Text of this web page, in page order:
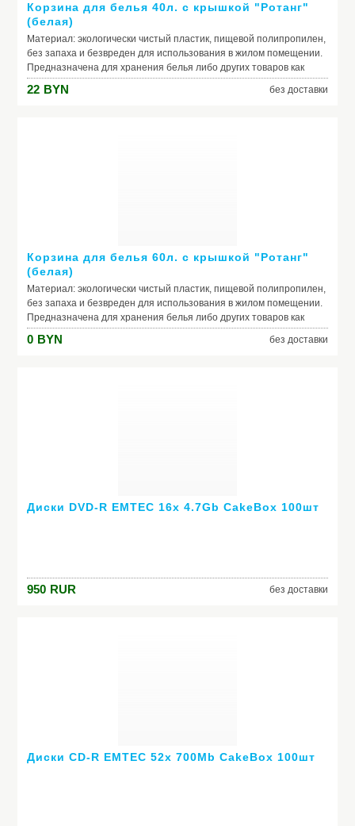
Корзина для белья 40л. с крышкой "Ротанг"
(белая)
Материал: экологически чистый пластик, пищевой полипропилен,
без запаха и безвреден для использования в жилом помещении.
Предназначена для хранения белья либо других товаров как
бытового так и пищевого назначения. Объём вместимости: 40л.
Длина - 37 см, ширина - 29,5 см, высота - 48см.
22 BYN без доставки
Корзина для белья 60л. с крышкой "Ротанг"
(белая)
Материал: экологически чистый пластик, пищевой полипропилен,
без запаха и безвреден для использования в жилом помещении.
Предназначена для хранения белья либо других товаров как
бытового так и пищевого назначения. Объём вместимости: 60л.
Длина - 44 см, ширина - 35 см, высота - 55,5см.
0 BYN без доставки
Диски DVD-R EMTEC 16x 4.7Gb CakeBox 100шт
950 RUR без доставки
Диски CD-R EMTEC 52x 700Mb CakeBox 100шт